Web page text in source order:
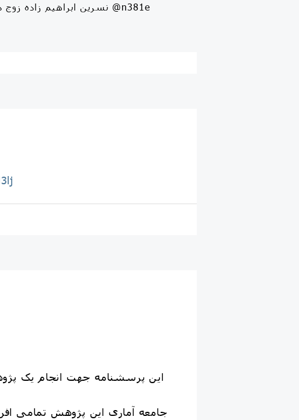
نسرین ابراهیم زاده زوج درمانگر و مشاور پیش از ازدواج 021_88647865_6 021_55937715 @n381e
این پرسشنامه جهت انجام یک
جامعه آماری این پژوهش تمامی